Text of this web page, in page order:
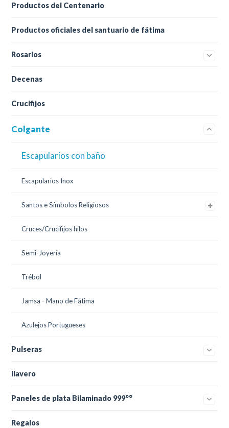
Productos del Centenario
Productos oficiales del santuario de fátima
Rosarios
Decenas
Crucifijos
Colgante
Escapularios con baño
Escapularios Inox
Santos e Símbolos Religiosos
Cruces/Crucifijos hilos
Semi-Joyería
Trébol
Jamsa - Mano de Fátima
Azulejos Portugueses
Pulseras
llavero
Paneles de plata Bilaminado 999°°
Regalos